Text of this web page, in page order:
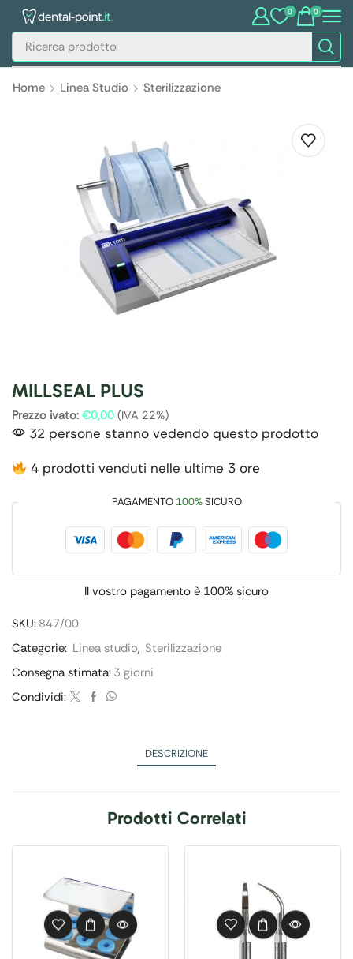
0 0
Home Linea Studio Sterilizzazione
MILLSEAL PLUS
Prezzo ivato: €0,00 (IVA 22%)
32 persone stanno vedendo questo prodotto
4 prodotti venduti nelle ultime 3 ore
PAGAMENTO 100%SICURO
Il vostro pagamento è 100% sicuro
SKU: 847/00
Categorie: Linea studio, Sterilizzazione
Consegna stimata: 3 giorni
Condividi:
DESCRIZIONE
Prodotti Correlati